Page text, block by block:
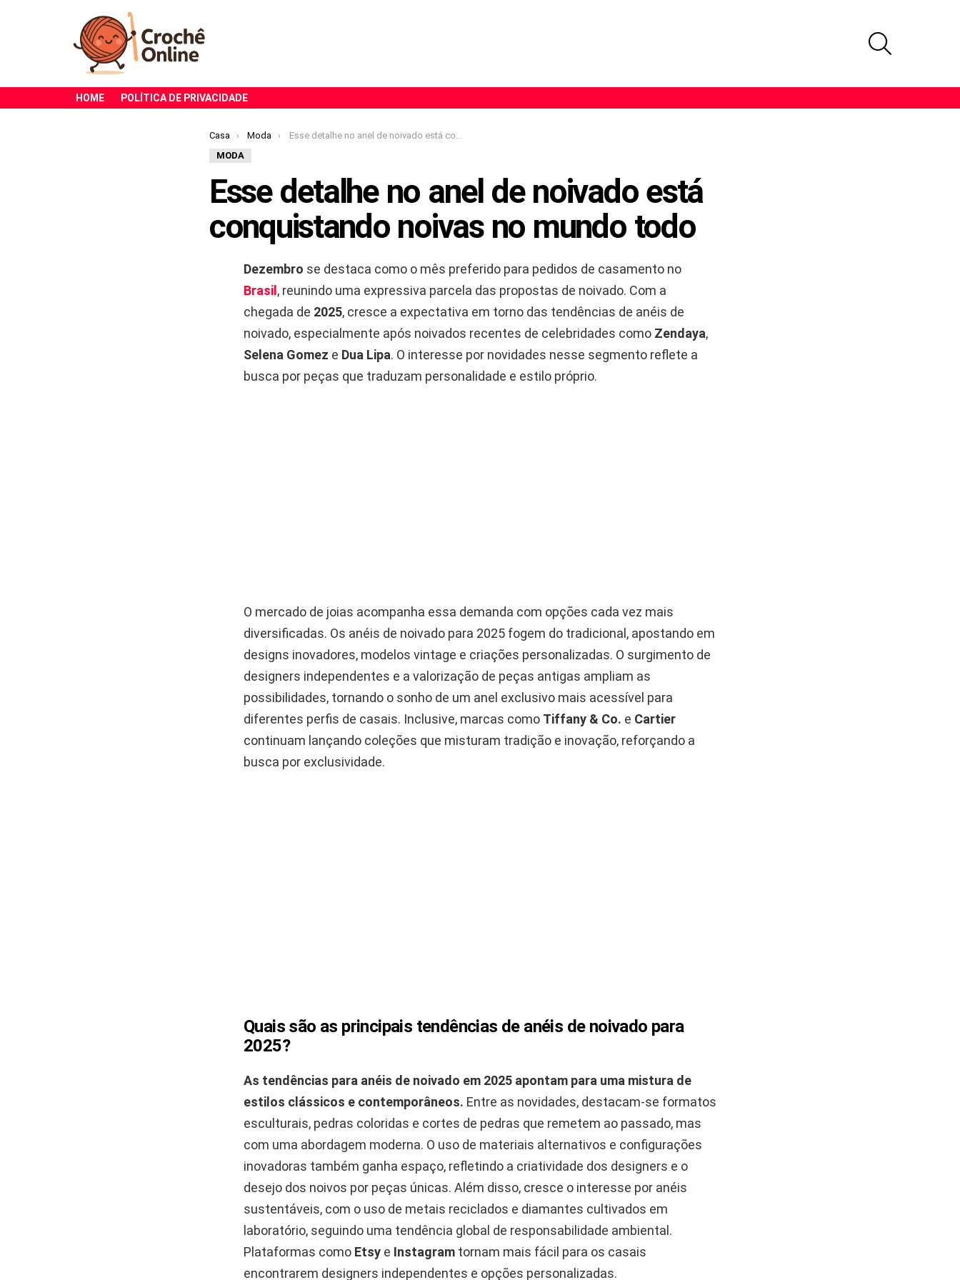
HOME POLÍTICA DE PRIVACIDADE
Você está aqui:
Casa Moda
Esse detalhe no anel de noivado está conquistando noivas no mundo todo
MODA
Esse detalhe no anel de noivado está
conquistando noivas no mundo todo
Dezembro se destaca como o mês preferido para pedidos de casamento no
Brasil , reunindo uma expressiva parcela das propostas de noivado. Com a
chegada de 2025, cresce a expectativa em torno das tendências de anéis de
noivado, especialmente após noivados recentes de celebridades como Zendaya,
Selena Gomez e Dua Lipa. O interesse por novidades nesse segmento reflete a
busca por peças que traduzam personalidade e estilo próprio.
O mercado de joias acompanha essa demanda com opções cada vez mais
diversificadas. Os anéis de noivado para 2025 fogem do tradicional, apostando em
designs inovadores, modelos vintage e criações personalizadas. O surgimento de
designers independentes e a valorização de peças antigas ampliam as
possibilidades, tornando o sonho de um anel exclusivo mais acessível para
diferentes perfis de casais. Inclusive, marcas como Tiffany & Co. e Cartier
continuam lançando coleções que misturam tradição e inovação, reforçando a
busca por exclusividade.
Quais são as principais tendências de anéis de noivado para
2025?
As tendências para anéis de noivado em 2025 apontam para uma mistura de
estilos clássicos e contemporâneos. Entre as novidades, destacam-se formatos
esculturais, pedras coloridas e cortes de pedras que remetem ao passado, mas
com uma abordagem moderna. O uso de materiais alternativos e configurações
inovadoras também ganha espaço, refletindo a criatividade dos designers e o
desejo dos noivos por peças únicas. Além disso, cresce o interesse por anéis
sustentáveis, com o uso de metais reciclados e diamantes cultivados em
laboratório, seguindo uma tendência global de responsabilidade ambiental.
Plataformas como Etsy e Instagram tornam mais fácil para os casais
encontrarem designers independentes e opções personalizadas.